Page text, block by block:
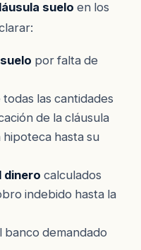
suelo en los
por falta de
todas las cantidades
de la cláusula
hipoteca hasta su
dinero calculados
indebido hasta la
banco demandado